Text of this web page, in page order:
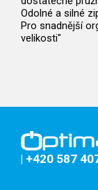
Odolné a silné
Pro snadnější
velikosti"
| +420 587